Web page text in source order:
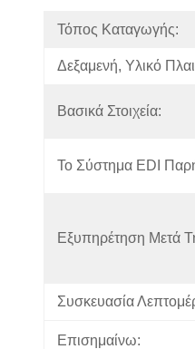
Τόπος Καταγωγής:
Δεξαμενή, Υλικό
Βασικά Στοιχεία:
Το Σύστημα EDI
Εξυπηρέτηση Μετά
Συσκευασία
Επισημαίνω: